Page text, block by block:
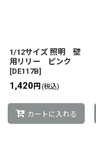
1/12サイズ 照明 壁
用リリー ピンク
[DE117B]
1,420円 (税込)
カートに入れる